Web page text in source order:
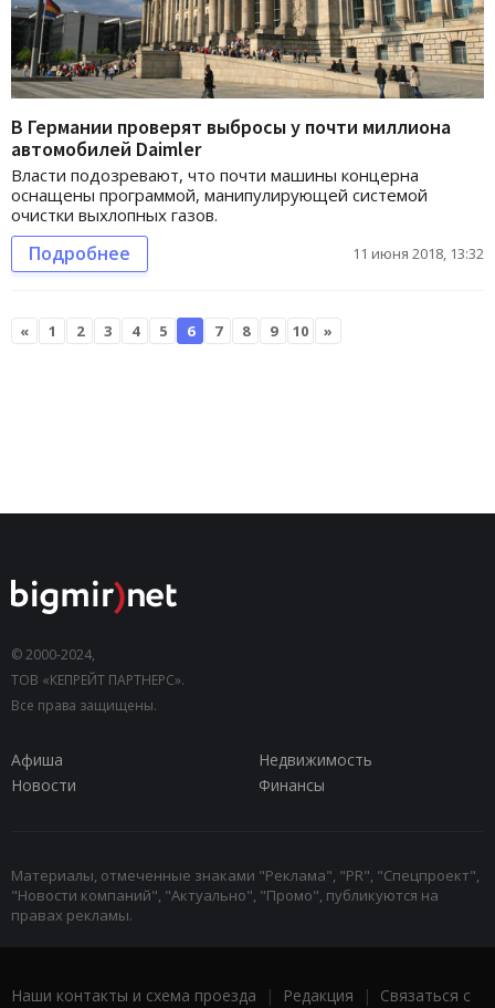
В Германии проверят выбросы у почти миллиона
автомобилей Daimler
Власти подозревают, что почти машины концерна
оснащены программой, манипулирующей системой
очистки выхлопных газов.
Подробнее 11 июня 2018, 13:32
« 1 2 3 4 5 6 7 8 9 10 »
© 2000-2024,
ТОВ «КЕПРЕЙТ ПАРТНЕРС».
Все права защищены.
Афиша
Недвижимость
Новости
Финансы
Материалы, отмеченные знаками "Реклама", "PR", "Спецпроект",
"Новости компаний", "Актуально", "Промо", публикуются на
правах рекламы.
Наши контакты и схема проезда | Редакция | Связаться с